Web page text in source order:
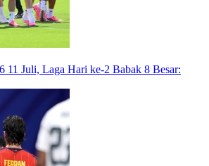
11 Juli, Laga Hari ke-2 Babak 8 Besar: